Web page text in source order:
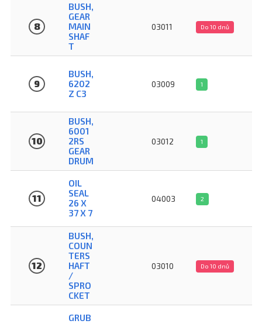
8
BUSH,
GEAR
MAIN
SHAF
T
03011 Do 10 dnů
9
BUSH,
6202
Z C3
03009 1
10
BUSH,
6001
2RS
GEAR
DRUM
03012 1
11
OIL
SEAL
26 X
37 X 7
04003 2
12
BUSH,
COUN
TERS
HAFT
/
SPRO
CKET
03010 Do 10 dnů
GRUB